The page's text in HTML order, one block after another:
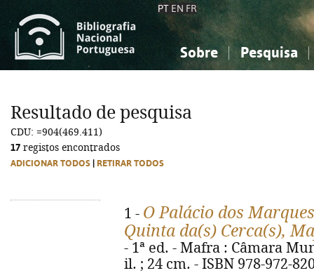
PT EN FR
Sobre Pesquisa
Ciências sociais...
Ciências sociais...
Resultado de pesquisa
CDU: =904(469.411)
17 registos encontrados
ADICIONAR TODOS RETIRAR TODOS
1 - O Palácio dos
Quinta da(s) Cerca(s),
- 1ª ed. - Mafra : Câmara
il. ; 24 cm. - ISBN 978-972-